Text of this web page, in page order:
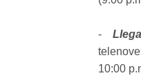
-
10:00